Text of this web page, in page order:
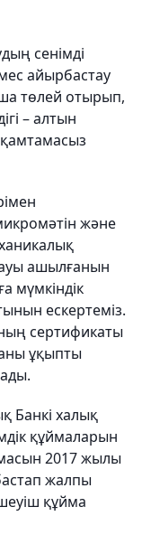
сенімді
айырбастау
төлей отырып,
– алтын
және
ашылғанын
мүмкіндік
ескертеміз.
сертификаты
ұқыпты
Банкі халық
құймаларын
2017 жылы
жалпы
құйма